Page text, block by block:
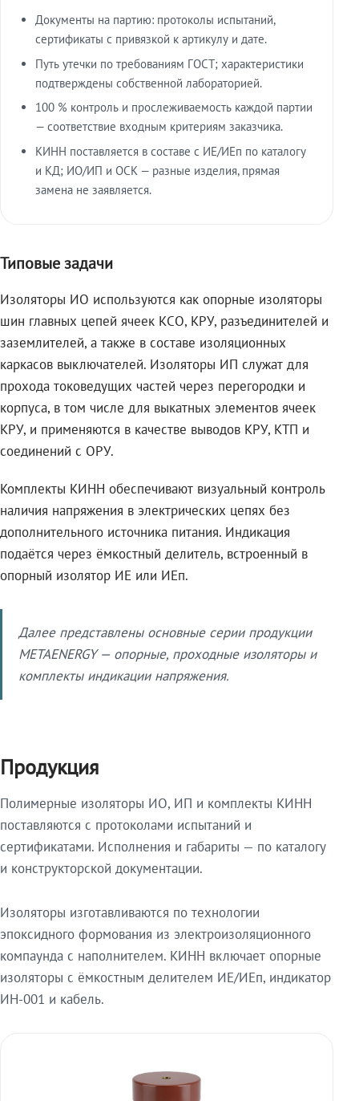
Документы на партию: протоколы испытаний,
сертификаты с привязкой к артикулу и дате.
Путь утечки по требованиям ГОСТ; характеристики
подтверждены собственной лабораторией.
100 % контроль и прослеживаемость каждой партии
— соответствие входным критериям заказчика.
КИНН поставляется в составе с ИЕ/ИЕп по каталогу
и КД; ИО/ИП и ОСК — разные изделия, прямая
замена не заявляется.
Типовые задачи
Изоляторы ИО используются как опорные изоляторы
шин главных цепей ячеек КСО, КРУ, разъединителей и
заземлителей, а также в составе изоляционных
каркасов выключателей. Изоляторы ИП служат для
прохода токоведущих частей через перегородки и
корпуса, в том числе для выкатных элементов ячеек
КРУ, и применяются в качестве выводов КРУ, КТП и
соединений с ОРУ.
Комплекты КИНН обеспечивают визуальный контроль
наличия напряжения в электрических цепях без
дополнительного источника питания. Индикация
подаётся через ёмкостный делитель, встроенный в
опорный изолятор ИЕ или ИЕп.
Далее представлены основные серии продукции
METAENERGY — опорные, проходные изоляторы и
комплекты индикации напряжения.
Продукция
Полимерные изоляторы ИО, ИП и комплекты КИНН
поставляются с протоколами испытаний и
сертификатами. Исполнения и габариты — по каталогу
и конструкторской документации.
Изоляторы изготавливаются по технологии
эпоксидного формования из электроизоляционного
компаунда с наполнителем. КИНН включает опорные
изоляторы с ёмкостным делителем ИЕ/ИЕп, индикатор
ИН-001 и кабель.